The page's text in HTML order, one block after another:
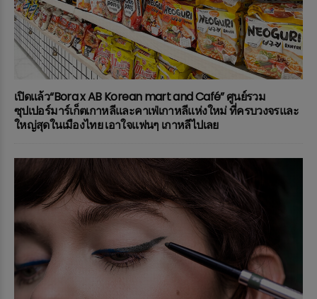
เปิดแล้ว“Bora x AB Korean mart and Café” ศูนย์รวม
ซุปเปอร์มาร์เก็ตเกาหลีและคาเฟ่เกาหลีแห่งใหม่ ที่ครบวงจรและ
ใหญ่สุดในเมืองไทย เอาใจแฟนๆ เกาหลีไปเลย